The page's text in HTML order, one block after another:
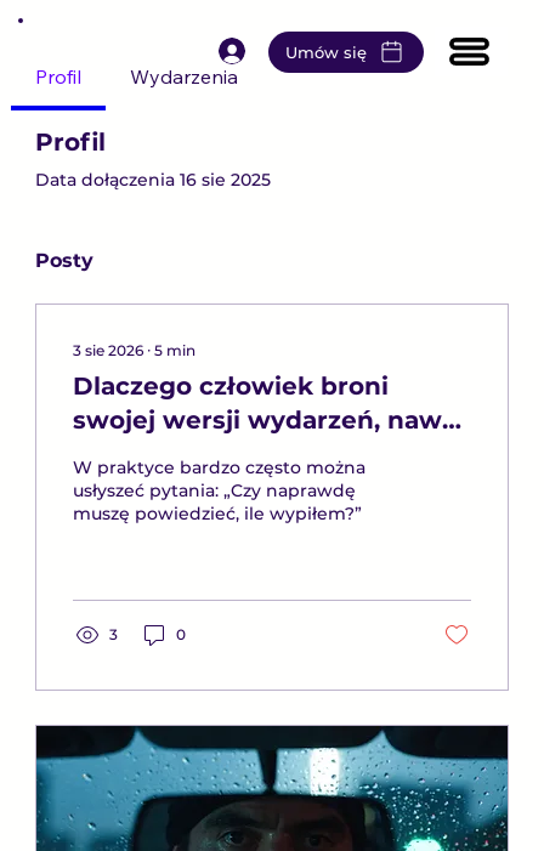
Umów się
Profil Wydarzenia
Profil
Data dołączenia 16 sie 2025
Posty
3 sie 2026∙ 5 min
Dlaczego człowiek broni
swojej wersji wydarzeń, nawet
gdy wie, że nie jest ona do
końca prawdziwa?
W praktyce bardzo często można
usłyszeć pytania: „Czy naprawdę
muszę powiedzieć, ile wypiłem?”
3 0